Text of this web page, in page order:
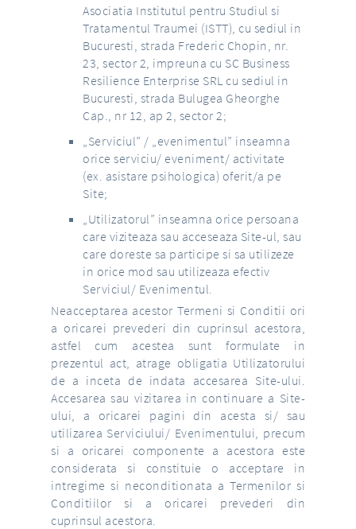
Asociatia Institutul pentru Studiul si
Tratamentul Traumei (ISTT), cu sediul in
Bucuresti, strada Frederic Chopin, nr.
23, sector 2, impreuna cu SC Business
Resilience Enterprise SRL cu sediul in
Bucuresti, strada Bulugea Gheorghe
Cap., nr 12, ap 2, sector 2;
„Serviciul” / „evenimentul” inseamna
orice serviciu/ eveniment/ activitate
(ex. asistare psihologica) oferit/a pe
Site;
„Utilizatorul” inseamna orice persoana
care viziteaza sau acceseaza Site-ul, sau
care doreste sa participe si sa utilizeze
in orice mod sau utilizeaza efectiv
Serviciul/ Evenimentul.
Neacceptarea acestor Termeni si Conditii ori
a oricarei prevederi din cuprinsul acestora,
astfel cum acestea sunt formulate in
prezentul act, atrage obligatia Utilizatorului
de a inceta de indata accesarea Site-ului.
Accesarea sau vizitarea in continuare a Site-
ului, a oricarei pagini din acesta si/ sau
utilizarea Serviciului/ Evenimentului, precum
si a oricarei componente a acestora este
considerata si constituie o acceptare in
intregime si neconditionata a Termenilor si
Conditiilor si a oricarei prevederi din
cuprinsul acestora.